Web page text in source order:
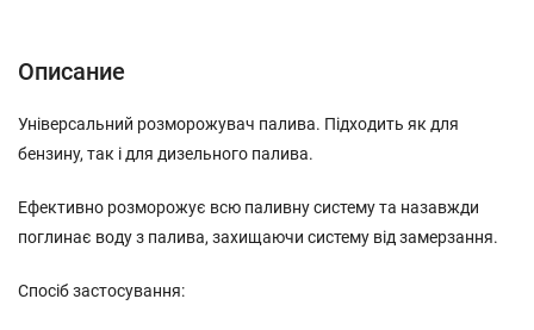
Описание
Універсальний розморожувач палива. Підходить як для
бензину, так і для дизельного палива.
Ефективно розморожує всю паливну систему та назавжди
поглинає воду з палива, захищаючи систему від замерзання.
Спосіб застосування: